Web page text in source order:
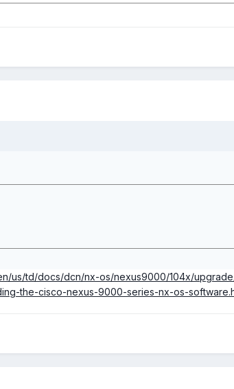
us/td/docs/dcn/nx-os/nexus9000/104x/
the-cisco-nexus-9000-series-nx-os-